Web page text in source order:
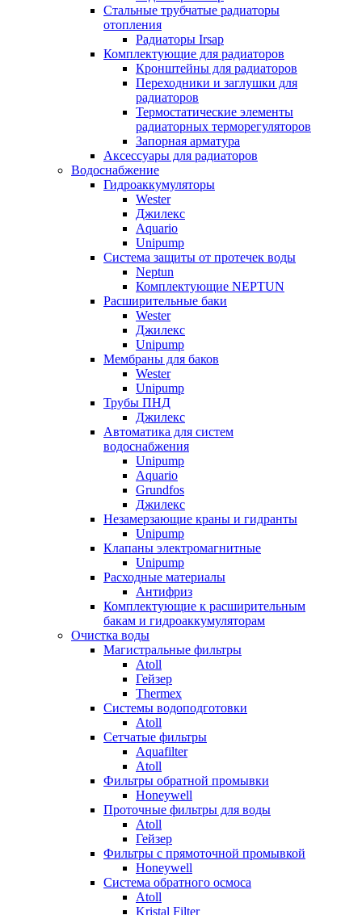
Стальные трубчатые радиаторы
отопления
Радиаторы Irsap
Комплектующие для радиаторов
Кронштейны для радиаторов
Переходники и заглушки для
радиаторов
Термостатические элементы
радиаторных терморегуляторов
Запорная арматура
Аксессуары для радиаторов
Водоснабжение
Гидроаккумуляторы
Wester
Джилекс
Aquario
Unipump
Система защиты от протечек воды
Neptun
Комплектующие NEPTUN
Расширительные баки
Wester
Джилекс
Unipump
Мембраны для баков
Wester
Unipump
Трубы ПНД
Джилекс
Автоматика для систем
водоснабжения
Unipump
Aquario
Grundfos
Джилекс
Незамерзающие краны и гидранты
Unipump
Клапаны электромагнитные
Unipump
Расходные материалы
Антифриз
Комплектующие к расширительным
бакам и гидроаккумуляторам
Очистка воды
Магистральные фильтры
Atoll
Гейзер
Thermex
Системы водоподготовки
Atoll
Сетчатые фильтры
Aquafilter
Atoll
Фильтры обратной промывки
Honeywell
Проточные фильтры для воды
Atoll
Гейзер
Фильтры с прямоточной промывкой
Honeywell
Система обратного осмоса
Atoll
Kristal Filter